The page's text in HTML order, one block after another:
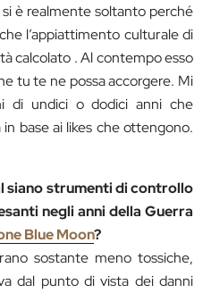
è realmente soltanto perché
l’appiattimento culturale di
calcolato . Al contempo esso
tu te ne possa accorgere. Mi
di undici o dodici anni che
base ai likes che ottengono.
siano strumenti di controllo
negli anni della Guerra
Blue Moon?
sostante meno tossiche,
dal punto di vista dei danni